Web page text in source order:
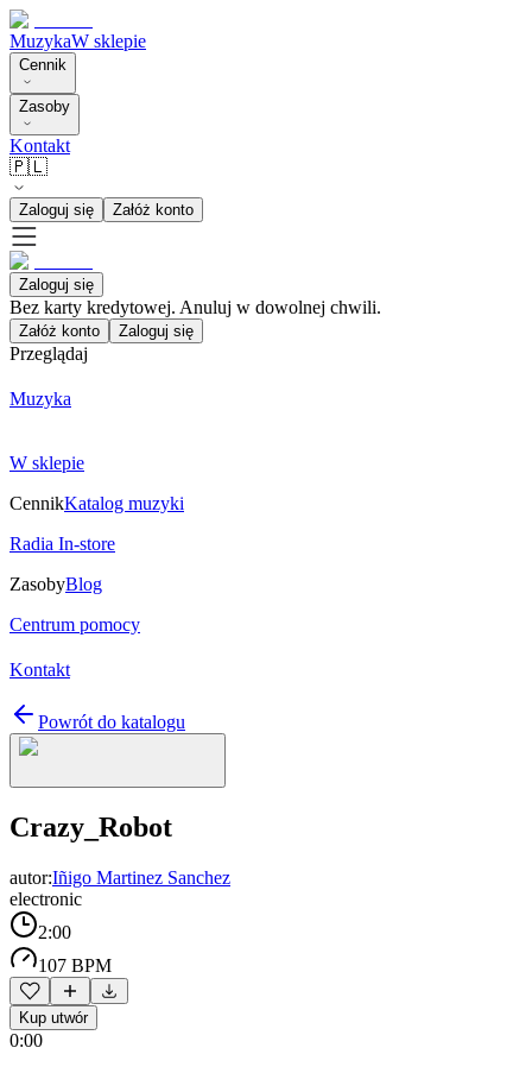
MuzykaW sklepie
Cennik
Zasoby
Kontakt
🇵🇱
Zaloguj się Załóż konto
Zaloguj się
Bez karty kredytowej. Anuluj w dowolnej chwili.
Załóż konto Zaloguj się
Przeglądaj
Muzyka
W sklepie
CennikKatalog muzyki
Radia In-store
ZasobyBlog
Centrum pomocy
Kontakt
Powrót do katalogu
Crazy_Robot
autor:Iñigo Martinez Sanchez
electronic
2:00
107 BPM
Kup utwór
0:00